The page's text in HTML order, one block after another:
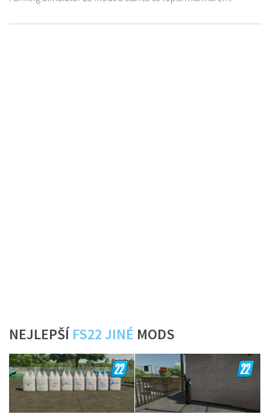
NEJLEPŠÍ FS22 JINÉ MODS